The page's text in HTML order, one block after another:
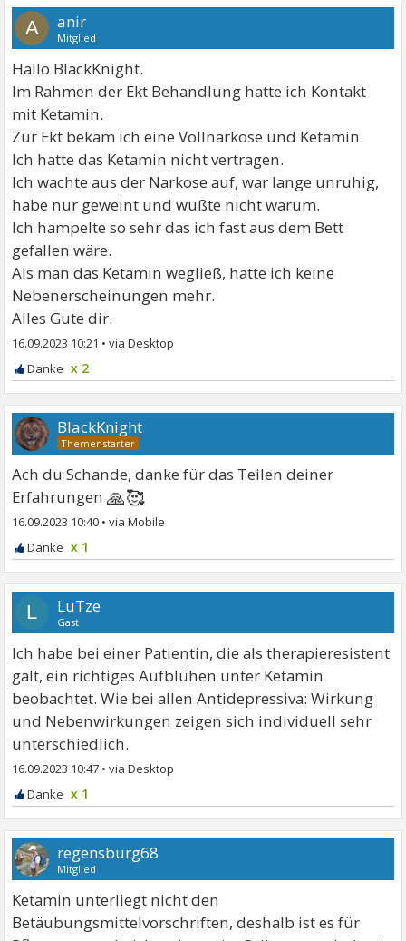
A anir
Mitglied
Hallo BlackKnight.
Im Rahmen der Ekt Behandlung hatte ich Kontakt
mit Ketamin.
Zur Ekt bekam ich eine Vollnarkose und Ketamin.
Ich hatte das Ketamin nicht vertragen.
Ich wachte aus der Narkose auf, war lange unruhig,
habe nur geweint und wußte nicht warum.
Ich hampelte so sehr das ich fast aus dem Bett
gefallen wäre.
Als man das Ketamin wegließ, hatte ich keine
Nebenerscheinungen mehr.
Alles Gute dir.
16.09.2023 10:21 •
x 2
BlackKnight
Ach du Schande, danke für das Teilen deiner
Erfahrungen🙏🥰
16.09.2023 10:40 •
x 1
L LuTze
Gast
Ich habe bei einer Patientin, die als therapieresistent
galt, ein richtiges Aufblühen unter Ketamin
beobachtet. Wie bei allen Antidepressiva: Wirkung
und Nebenwirkungen zeigen sich individuell sehr
unterschiedlich.
16.09.2023 10:47 •
x 1
regensburg68
Mitglied
Ketamin unterliegt nicht den
Betäubungsmittelvorschriften, deshalb ist es für